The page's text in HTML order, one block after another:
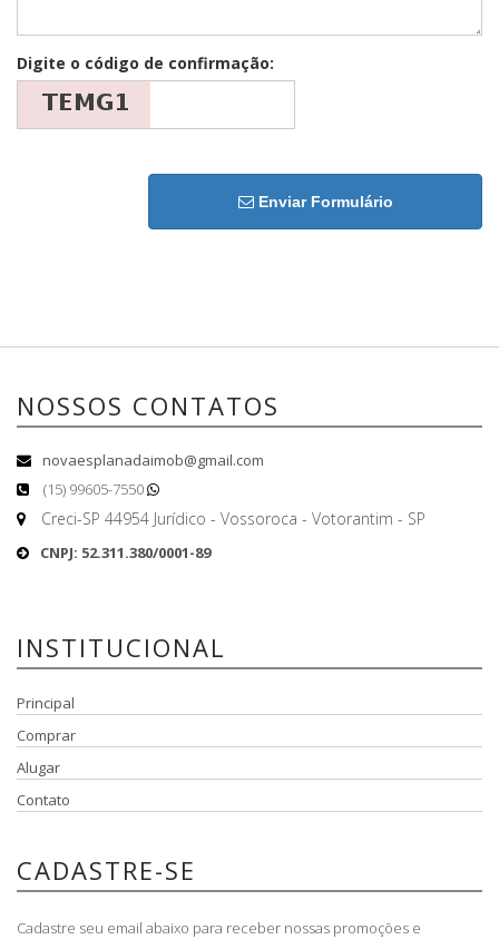
Digite o código de confirmação:
Enviar Formulário
NOSSOS CONTATOS
novaesplanadaimob@gmail.com
(15) 99605-7550
Creci-SP 44954 Jurídico - Vossoroca - Votorantim - SP
CNPJ: 52.311.380/0001-89
INSTITUCIONAL
Principal
Comprar
Alugar
Contato
CADASTRE-SE
Cadastre seu email abaixo para receber nossas promoções e